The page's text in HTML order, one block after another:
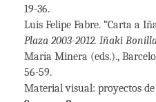
19-36.
Luis Felipe Fabre. “Carta a
Plaza 2003-2012. Iñaki
María Minera (eds.).,
56-59.
Material visual: proyectos